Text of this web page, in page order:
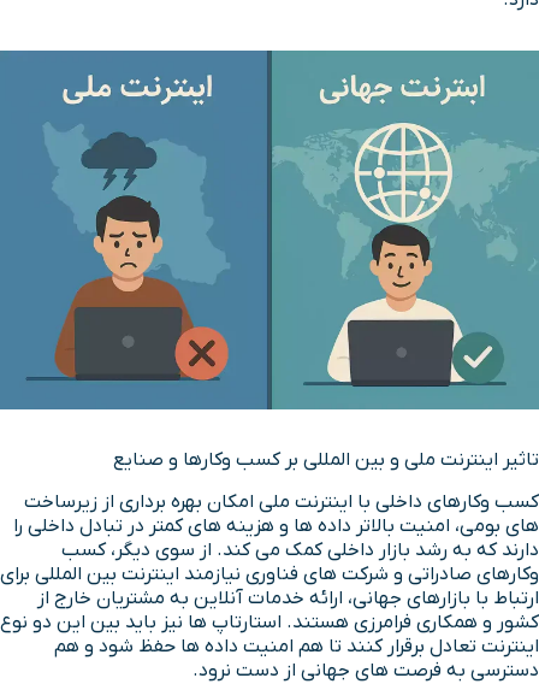
تاثیر اینترنت ملی و بین المللی بر کسب وکارها و صنایع
کسب وکارهای داخلی با اینترنت ملی امکان بهره برداری از زیرساخت
های بومی، امنیت بالاتر داده ها و هزینه های کمتر در تبادل داخلی را
دارند که به رشد بازار داخلی کمک می کند. از سوی دیگر، کسب
وکارهای صادراتی و شرکت های فناوری نیازمند اینترنت بین المللی برای
ارتباط با بازارهای جهانی، ارائه خدمات آنلاین به مشتریان خارج از
کشور و همکاری فرامرزی هستند. استارتاپ ها نیز باید بین این دو نوع
اینترنت تعادل برقرار کنند تا هم امنیت داده ها حفظ شود و هم
دسترسی به فرصت های جهانی از دست نرود.